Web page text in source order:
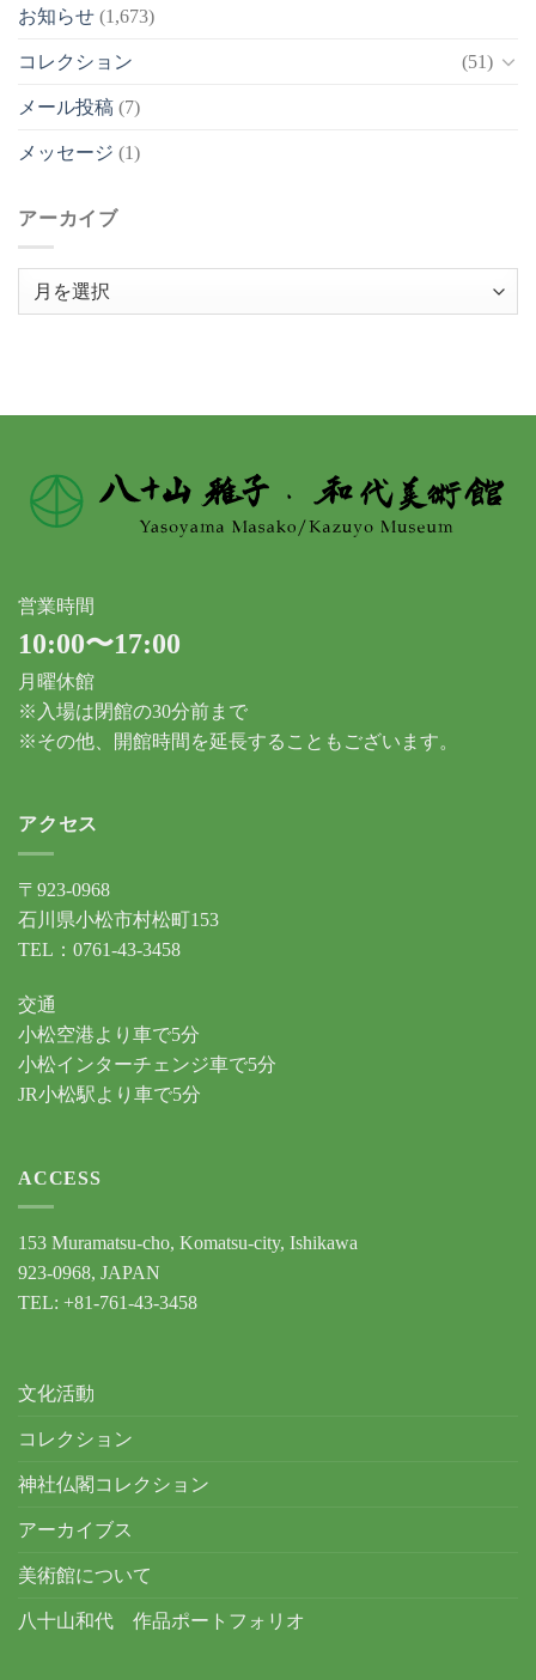
お知らせ (1,673)
コレクション (51)
メール投稿 (7)
メッセージ (1)
アーカイブ
営業時間
10:00〜17:00
月曜休館
※入場は閉館の30分前まで
※その他、開館時間を延長することもございます。
アクセス
〒923-0968
石川県小松市村松町153
TEL：0761-43-3458
交通
小松空港より車で5分
小松インターチェンジ車で5分
JR小松駅より車で5分
ACCESS
153 Muramatsu-cho, Komatsu-city, Ishikawa
923-0968, JAPAN
TEL: +81-761-43-3458
文化活動
コレクション
神社仏閣コレクション
アーカイブス
美術館について
八十山和代 作品ポートフォリオ